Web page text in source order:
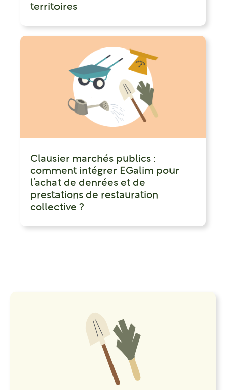
territoires
Clausier marchés publics :
comment intégrer EGalim pour
l’achat de denrées et de
prestations de restauration
collective ?